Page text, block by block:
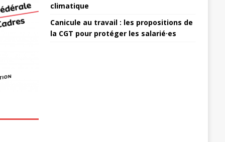
climatique
Canicule au travail : les propositions de
la CGT pour protéger les salarié·es